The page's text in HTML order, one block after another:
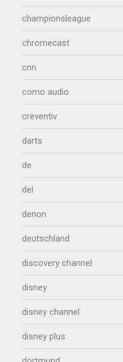
championsleague
chromecast
cnn
como audio
creventiv
darts
de
del
denon
deutschland
discovery channel
disney
disney channel
disney plus